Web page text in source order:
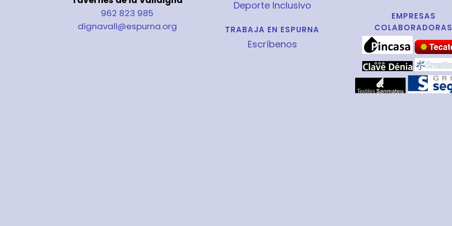
962 823 985
dignavall@espurna.org
Deporte Inclusivo
TRABAJA EN ESPURNA
Escríbenos
EMPRESAS
COLABORADORAS